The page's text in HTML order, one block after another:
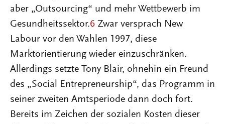
aber „Outsourcing“ und mehr Wettbewerb im
Gesundheitssektor.6 Zwar versprach New
Labour vor den Wahlen 1997, diese
Marktorientierung wieder einzuschränken.
Allerdings setzte Tony Blair, ohnehin ein Freund
des „Social Entrepreneurship“, das Programm in
seiner zweiten Amtsperiode dann doch fort.
Bereits im Zeichen der sozialen Kosten dieser